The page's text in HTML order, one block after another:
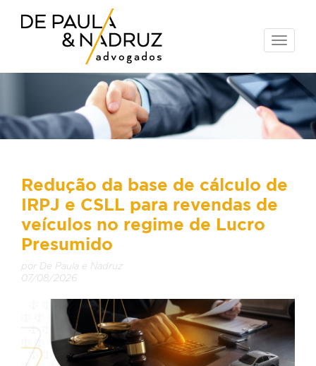
Toggle
Redução da base de cálculo de
IRPJ e CSLL para revendas de
veículos no regime de Lucro
Presumido
por De Paula e Nadruz
07/08/2026